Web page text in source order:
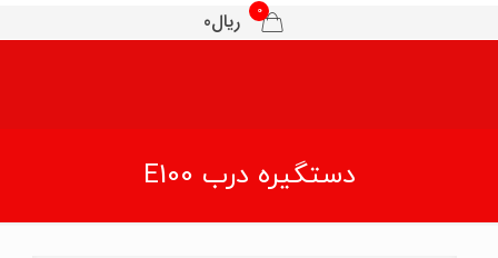
0 ریال0
دستگیره درب E100